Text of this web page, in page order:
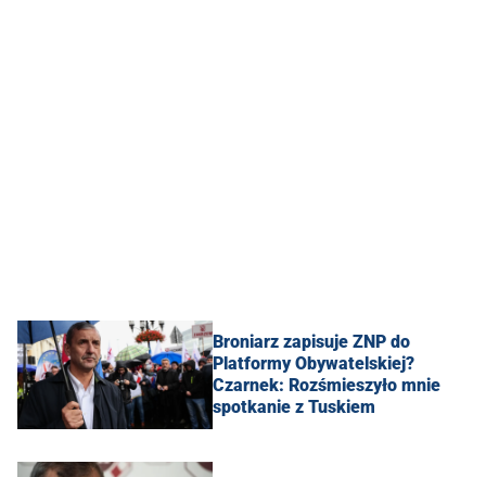
Broniarz zapisuje ZNP do
Platformy Obywatelskiej?
Czarnek: Rozśmieszyło mnie
spotkanie z Tuskiem